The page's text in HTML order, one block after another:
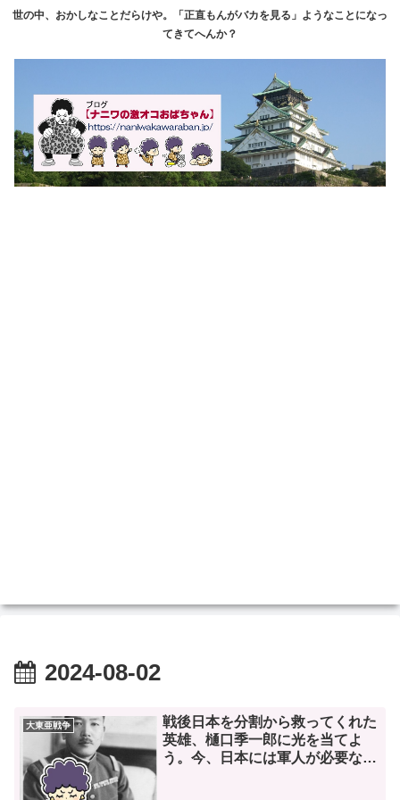
世の中、おかしなことだらけや。「正直もんがバカを見る」ようなことになっ
てきてへんか？
2024-08-02
大東亜戦争
戦後日本を分割から救ってくれた
英雄、樋口季一郎に光を当てよ
う。今、日本には軍人が必要なん